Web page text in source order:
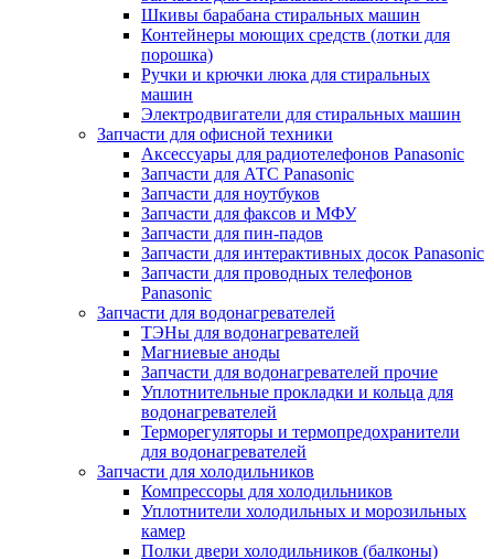
Шкивы барабана стиральных машин
Контейнеры моющих средств (лотки для
порошка)
Ручки и крючки люка для стиральных
машин
Электродвигатели для стиральных машин
Запчасти для офисной техники
Аксессуары для радиотелефонов Panasonic
Запчасти для АТС Panasonic
Запчасти для ноутбуков
Запчасти для факсов и МФУ
Запчасти для пин-падов
Запчасти для интерактивных досок Panasonic
Запчасти для проводных телефонов
Panasonic
Запчасти для водонагревателей
ТЭНы для водонагревателей
Магниевые аноды
Запчасти для водонагревателей прочие
Уплотнительные прокладки и кольца для
водонагревателей
Терморегуляторы и термопредохранители
для водонагревателей
Запчасти для холодильников
Компрессоры для холодильников
Уплотнители холодильных и морозильных
камер
Полки двери холодильников (балконы)